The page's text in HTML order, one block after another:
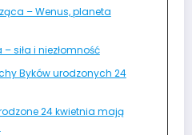
– Wenus, planeta
siła i niezłomność
Byków urodzonych 24
24 kwietnia mają